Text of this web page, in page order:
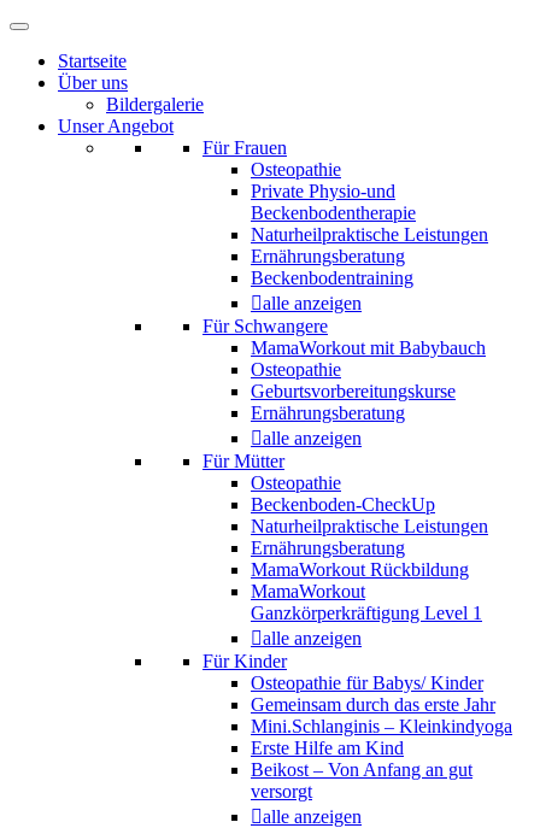
Startseite
Über uns
Bildergalerie
Unser Angebot
Für Frauen
Osteopathie
Private Physio-und
Beckenbodentherapie
Naturheilpraktische Leistungen
Ernährungsberatung
Beckenbodentraining
alle anzeigen
Für Schwangere
MamaWorkout mit Babybauch
Osteopathie
Geburtsvorbereitungskurse
Ernährungsberatung
alle anzeigen
Für Mütter
Osteopathie
Beckenboden-CheckUp
Naturheilpraktische Leistungen
Ernährungsberatung
MamaWorkout Rückbildung
MamaWorkout
Ganzkörperkräftigung Level 1
alle anzeigen
Für Kinder
Osteopathie für Babys/ Kinder
Gemeinsam durch das erste Jahr
Mini.Schlanginis – Kleinkindyoga
Erste Hilfe am Kind
Beikost – Von Anfang an gut
versorgt
alle anzeigen